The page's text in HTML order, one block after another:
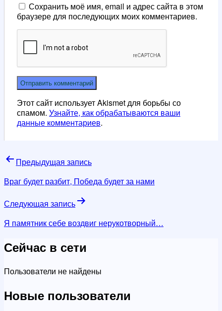
Сохранить моё имя, email и адрес сайта в этом
браузере для последующих моих комментариев.
Этот сайт использует Akismet для борьбы со
спамом. Узнайте, как обрабатываются ваши
данные комментариев.
Навигация
по
Предыдущая запись
Враг будет разбит, Победа будет за нами
Следующая запись
Я памятник себе воздвиг нерукотворный…
Сейчас в сети
Пользователи не найдены
Новые пользователи